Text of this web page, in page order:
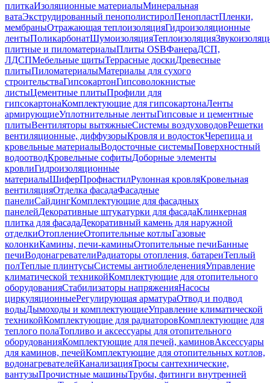
плиткаИзоляционные материалыМинеральная
ватаЭкструдированный пенополистиролПенопластПленки,
мембраныОтражающая теплоизоляцияГидроизоляционные
лентыПоликарбонатШумоизоляцияТеплоизоляция
плитные и пиломатериалыПлиты OSBФанераДСП,
ЛДСПМебельные щитыТеррасные доскиДревесные
плитыПиломатериалыМатериалы для сухого
строительстваГипсокартонГипсоволокнистые
листыЦементные плитыПрофили для
гипсокартонаКомплектующие для гипсокартонаЛенты
армирующиеУплотнительные лентыГипсовые и цементные
плитыВентиляторы вытяжныеСистемы воздуховодовРешетки
вентиляционные, диффузорыКровля и водостокЧерепица и
кровельные материалыВодосточные системыПоверхностный
водоотводКровельные софитыДоборные элементы
кровлиГидроизоляционные
материалыШиферПрофнастилРулонная кровляКровельная
вентиляцияОтделка фасадаФасадные
панелиСайдингКомплектующие для фасадных
панелейДекоративные штукатурки для фасадаКлинкерная
плитка для фасадаДекоративный камень для наружной
отделкиОтоплениеОтопительные котлыГазовые
колонкиКамины, печи-каминыОтопительные печиБанные
печиВодонагревателиРадиаторы отопления, батареиТеплый
полТеплые плинтусыСистемы антиобледененияУправление
климатической техникойКомплектующие для отопительного
оборудованияСтабилизаторы напряженияНасосы
циркуляционныеРегулирующая арматураОтвод и подвод
водыДымоходы и комплектующиеУправление климатической
техникойКомплектующие для радиаторовКомплектующие для
теплого полаТопливо и аксессуары для отопительного
оборудованияКомплектующие для печей, каминовАксессуары
для каминов, печейКомплектующие для отопительных котлов,
водонагревателейКанализацияТросы сантехнические,
вантузыПрочистные машиныТрубы, фитинги внутренней